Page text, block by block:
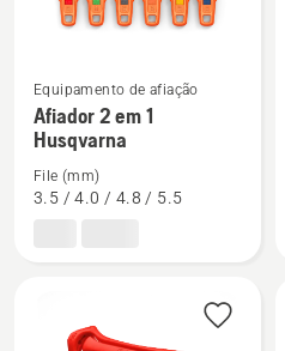
See
more
details
about
Afiador
Equipamento de afiação
Afiador 2 em 1
Husqvarna
File (mm)
3.5 / 4.0 / 4.8 / 5.5